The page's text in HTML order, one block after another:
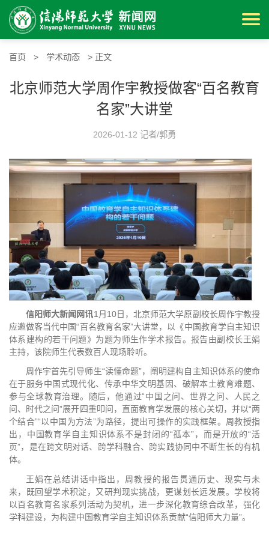
首页 > 学术动态 > 正文
北京师范大学周作宇教授做客“百名教育
名家”大讲堂
2026-01-12 记者/郭勇
信阳师大新闻网讯1月10日，北京师范大学原副校长周作宇教授
应邀做客当代中国“百名教育名家”大讲堂，以《中国教育学自主知识
体系建构的若干问题》为题为师生作学术报告。报告由副校长王娟
主持，该院师生代表数百人现场聆听。
周作宇首先引导师生“读懂命题”，阐明建构自主知识体系的使命
在于服务中国式现代化、传承中华文明基因、破解本土教育难题、
参与全球教育治理。随后，他通过“中国之问、世界之问、人民之
问、时代之问”展开四重叩问，直面教育学发展的核心关切，并以“两
个结合”“以中国为方法”为路径，提出可操作的实践框架。周教授指
出，中国教育学自主知识体系不是封闭的“孤本”，而是开放的“活
页”，是在跨文明对话、跨学科融合、跨实践协同中不断生长的有机
体。
王娟在总结讲话中指出，周教授的报告贯通历史、现实与未
来，既回望学术积淀，又研判现实挑战，更谋划长远发展。学校将
以百名教育名家系列活动为契机，进一步深化教育综合改革，强化
学科建设，为构建中国教育学自主知识体系贡献“信阳师大力量”。